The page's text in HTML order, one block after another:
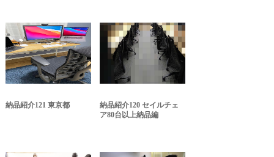
納品紹介121 東京都
納品紹介120 セイルチェ
ア80台以上納品編